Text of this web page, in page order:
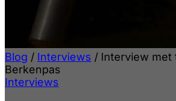
Blog / Interviews / Interview met
Berkenpas
Interviews